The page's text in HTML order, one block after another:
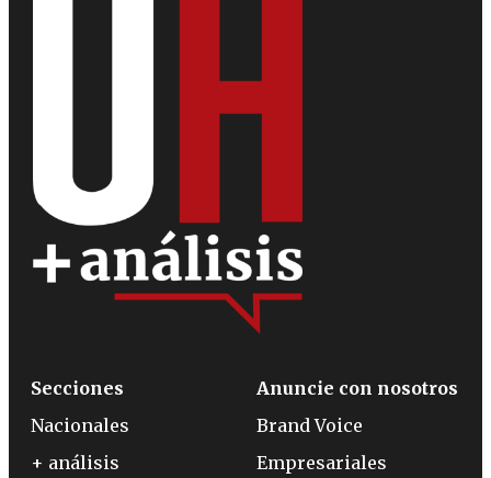
Secciones
Nacionales
+ análisis
Anuncie con nosotros
Brand Voice
Empresariales